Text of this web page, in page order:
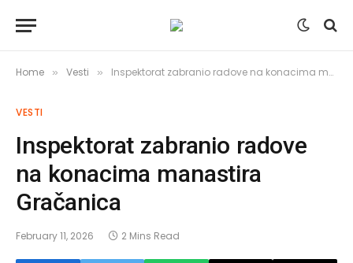
Home » Vesti » Inspektorat zabranio radove na konacima manastira Gračanica
VESTI
Inspektorat zabranio radove
na konacima manastira
Gračanica
February 11, 2026 2 Mins Read